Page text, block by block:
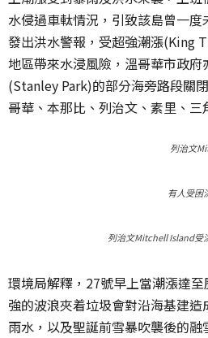
水侵過車軚情況，引致該島曾一
發出洪水警報，受超強潮漲(King
地區帶來水浸風險，溫哥華市政
(Stanley Park)的部分海旁路段關
哥華、本那比、列治文、素里、三
列治文
有人受困
列治文Mitchell Island受
環境局解釋， 27號早上當潮漲達
強的波浪夾着垃圾會對沿海基建
雨水，以及聖誕前雪暴吹襲後的